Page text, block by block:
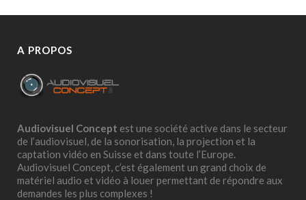
A PROPOS
Audiovisuel Concept est une société active dans le secteur
de l’audiovisuel, de la sonorisation, la projection et la
captation vidéo en Suisse et dans toute l’Europe.
Audiovisuel Concept, c’est également un grand choix de
matériel audio et vidéo à louer permettant de répondre aux
demandes les plus complexes !